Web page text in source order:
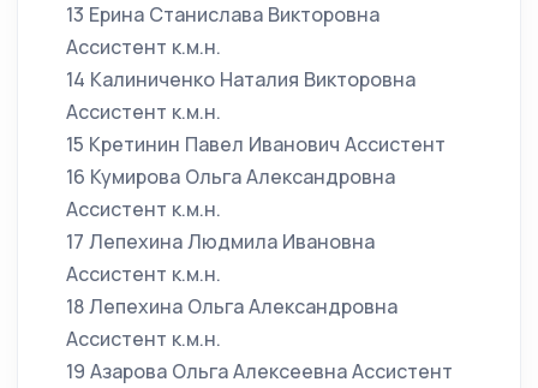
13 Ерина Станислава Викторовна
Ассистент к.м.н.
14 Калиниченко Наталия Викторовна
Ассистент к.м.н.
15 Кретинин Павел Иванович Ассистент
16 Кумирова Ольга Александровна
Ассистент к.м.н.
17 Лепехина Людмила Ивановна
Ассистент к.м.н.
18 Лепехина Ольга Александровна
Ассистент к.м.н.
19 Азарова Ольга Алексеевна Ассистент